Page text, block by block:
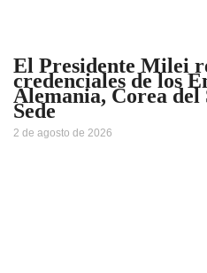
El Presidente Milei
credenciales de los
Alemania, Corea del
Sede
2 de agosto de 2026